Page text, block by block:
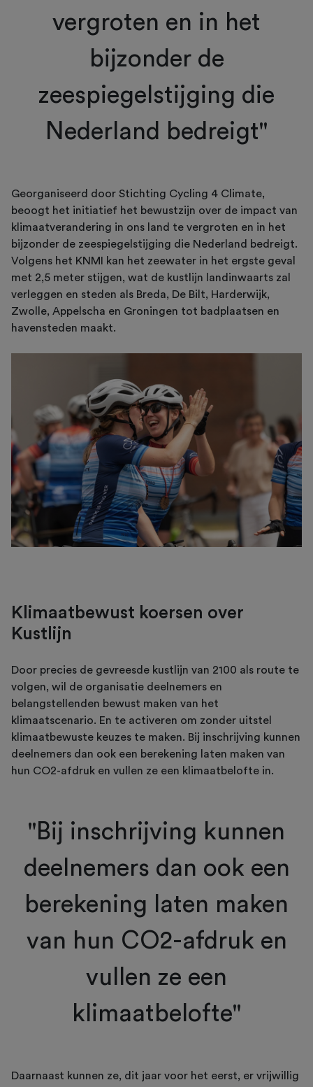
vergroten en in het
bijzonder de
zeespiegelstijging die
Nederland bedreigt"
Georganiseerd door Stichting Cycling 4 Climate,
beoogt het initiatief het bewustzijn over de impact van
klimaatverandering in ons land te vergroten en in het
bijzonder de zeespiegelstijging die Nederland bedreigt.
Volgens het KNMI kan het zeewater in het ergste geval
met 2,5 meter stijgen, wat de kustlijn landinwaarts zal
verleggen en steden als Breda, De Bilt, Harderwijk,
Zwolle, Appelscha en Groningen tot badplaatsen en
havensteden maakt.
Klimaatbewust koersen over
Kustlijn
Door precies de gevreesde kustlijn van 2100 als route te
volgen, wil de organisatie deelnemers en
belangstellenden bewust maken van het
klimaatscenario. En te activeren om zonder uitstel
klimaatbewuste keuzes te maken. Bij inschrijving kunnen
deelnemers dan ook een berekening laten maken van
hun CO2-afdruk en vullen ze een klimaatbelofte in.
"Bij inschrijving kunnen
deelnemers dan ook een
berekening laten maken
van hun CO2-afdruk en
vullen ze een
klimaatbelofte"
Daarnaast kunnen ze, dit jaar voor het eerst, er vrijwillig